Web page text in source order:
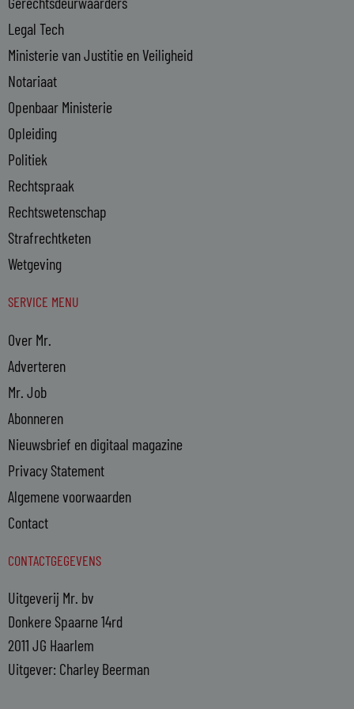
Legal Tech
Ministerie van Justitie en Veiligheid
Notariaat
Openbaar Ministerie
Opleiding
Politiek
Rechtspraak
Rechtswetenschap
Strafrechtketen
Wetgeving
SERVICE MENU
Over Mr.
Adverteren
Mr. Job
Abonneren
Nieuwsbrief en digitaal magazine
Privacy Statement
Algemene voorwaarden
Contact
CONTACTGEGEVENS
Uitgeverij Mr. bv
Donkere Spaarne 14rd
2011 JG Haarlem
Uitgever: Charley Beerman